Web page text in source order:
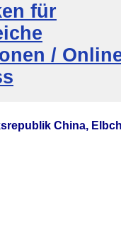
für
/
China,